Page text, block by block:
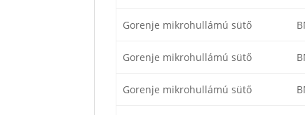
Gorenje mikrohullámú sütő
Gorenje mikrohullámú sütő
Gorenje mikrohullámú sütő